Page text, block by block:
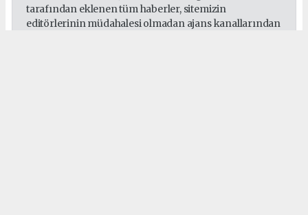
tarafından eklenen tüm haberler, sitemizin
editörlerinin müdahalesi olmadan ajans kanallarından